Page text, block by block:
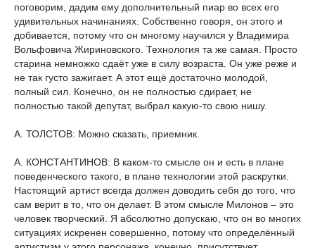
поговорим, дадим ему дополнительный пиар во всех его
удивительных начинаниях. Собственно говоря, он этого и
добивается, потому что он многому научился у Владимира
Вольфовича Жириновского. Технология та же самая. Просто
старина немножко сдаёт уже в силу возраста. Он уже реже и
не так густо зажигает. А этот ещё достаточно молодой,
полный сил. Конечно, он не полностью сдирает, не
полностью такой депутат, выбрал какую-то свою нишу.
А. ТОЛСТОВ: Можно сказать, приемник.
А. КОНСТАНТИНОВ: В каком-то смысле он и есть в плане
поведенческого такого, в плане технологии этой раскрутки.
Настоящий артист всегда должен доводить себя до того, что
сам верит в то, что он делает. В этом смысле Милонов – это
человек творческий. Я абсолютно допускаю, что он во многих
ситуациях искренен совершенно, потому что определённый